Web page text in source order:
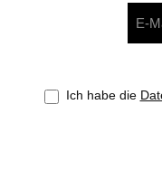
Mail-
Ich habe die